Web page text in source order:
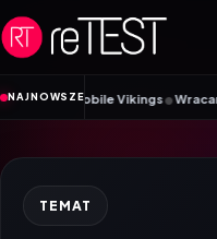
Przejdź do treści
NAJNOWSZE
Mobile Vikings•Wracamy do
TEMAT